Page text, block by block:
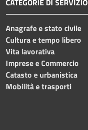
Anagrafe e stato civile
Cultura e tempo libero
Vita lavorativa
Imprese e Commercio
Catasto e urbanistica
Mobilità e trasporti